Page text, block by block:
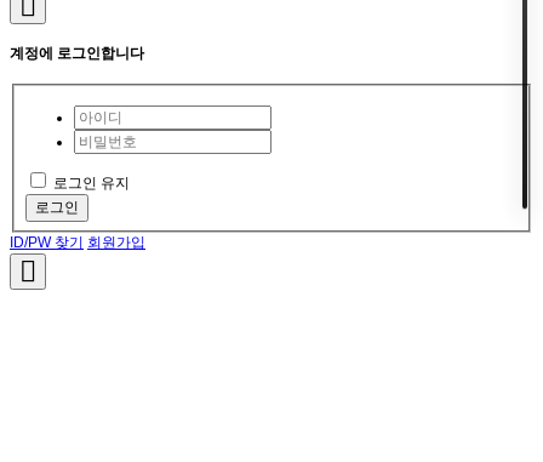
계정에 로그인합니다
로그인 유지
로그인
ID/PW 찾기 회원가입